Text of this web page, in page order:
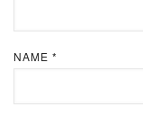
NAME *